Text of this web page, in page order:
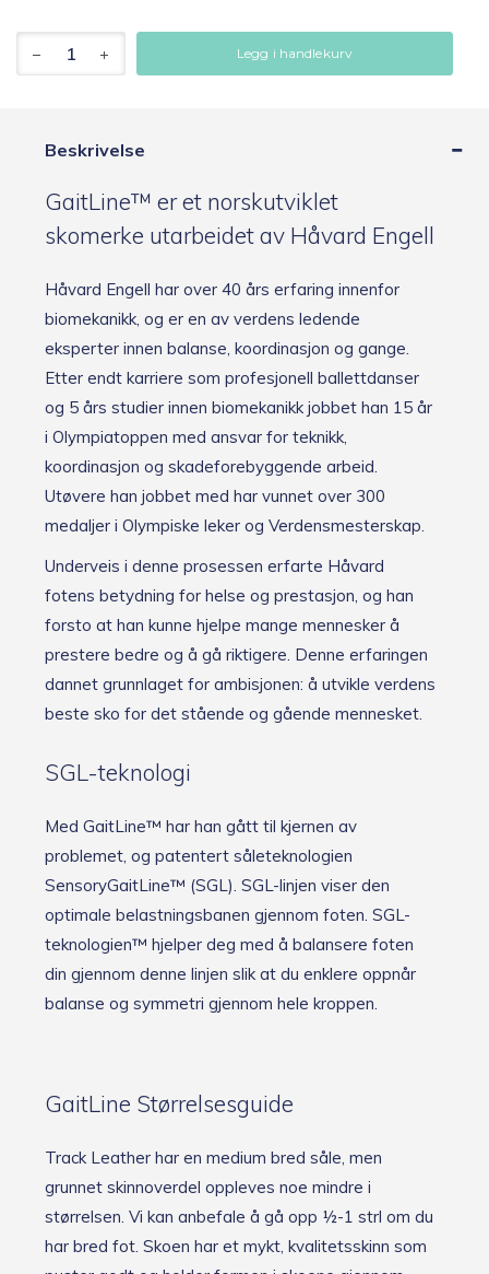
Track
Leather
Fritidssko,
Herre
antall
Legg i handlekurv
Beskrivelse
GaitLine™ er et norskutviklet
skomerke utarbeidet av Håvard Engell
Håvard Engell har over 40 års erfaring innenfor
biomekanikk, og er en av verdens ledende
eksperter innen balanse, koordinasjon og gange.
Etter endt karriere som profesjonell ballettdanser
og 5 års studier innen biomekanikk jobbet han 15 år
i Olympiatoppen med ansvar for teknikk,
koordinasjon og skadeforebyggende arbeid.
Utøvere han jobbet med har vunnet over 300
medaljer i Olympiske leker og Verdensmesterskap.
Underveis i denne prosessen erfarte Håvard
fotens betydning for helse og prestasjon, og han
forsto at han kunne hjelpe mange mennesker å
prestere bedre og å gå riktigere. Denne erfaringen
dannet grunnlaget for ambisjonen: å utvikle verdens
beste sko for det stående og gående mennesket.
SGL-teknologi
Med GaitLine™ har han gått til kjernen av
problemet, og patentert såleteknologien
SensoryGaitLine™ (SGL). SGL-linjen viser den
optimale belastningsbanen gjennom foten. SGL-
teknologien™ hjelper deg med å balansere foten
din gjennom denne linjen slik at du enklere oppnår
balanse og symmetri gjennom hele kroppen.
GaitLine Størrelsesguide
Track Leather har en medium bred såle, men
grunnet skinnoverdel oppleves noe mindre i
størrelsen. Vi kan anbefale å gå opp ½-1 strl om du
har bred fot. Skoen har et mykt, kvalitetsskinn som